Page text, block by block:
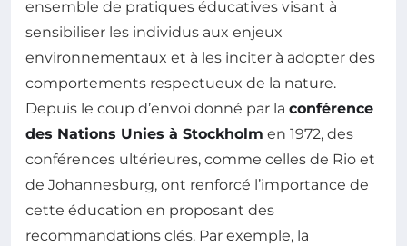
ensemble de pratiques éducatives visant à
sensibiliser les individus aux enjeux
environnementaux et à les inciter à adopter des
comportements respectueux de la nature.
Depuis le coup d’envoi donné par la conférence
des Nations Unies à Stockholm en 1972, des
conférences ultérieures, comme celles de Rio et
de Johannesburg, ont renforcé l’importance de
cette éducation en proposant des
recommandations clés. Par exemple, la